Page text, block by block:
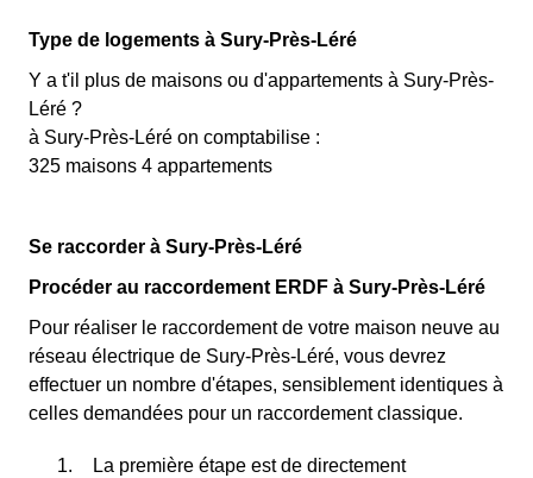
Type de logements à Sury-Près-Léré
Y a t'il plus de maisons ou d'appartements à Sury-Près-
Léré ?
à Sury-Près-Léré on comptabilise :
325 maisons 4 appartements
Se raccorder à Sury-Près-Léré
Procéder au raccordement ERDF à Sury-Près-Léré
Pour réaliser le raccordement de votre maison neuve au
réseau électrique de Sury-Près-Léré, vous devrez
effectuer un nombre d'étapes, sensiblement identiques à
celles demandées pour un raccordement classique.
La première étape est de directement